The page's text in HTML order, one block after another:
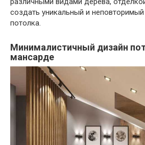
создать уникальный и
потолка.
Минималистичный дизайн
мансарде